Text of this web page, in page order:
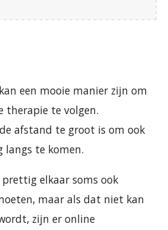
een mooie manier zijn om
therapie te volgen.
afstand te groot is om ook
langs te komen.
elkaar soms ook
maar als dat niet kan
zijn er online